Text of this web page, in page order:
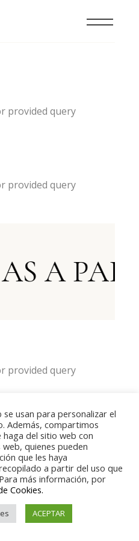
provided query
provided query
A
provided query
usan para personalizar el
Además, compartimos
del sitio web con
quienes pueden
que les haya
a partir del uso que
más información, por
Cookies.
ACEPTAR